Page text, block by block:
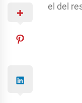
el del